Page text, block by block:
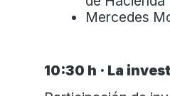
Mercedes
10:30 h · La